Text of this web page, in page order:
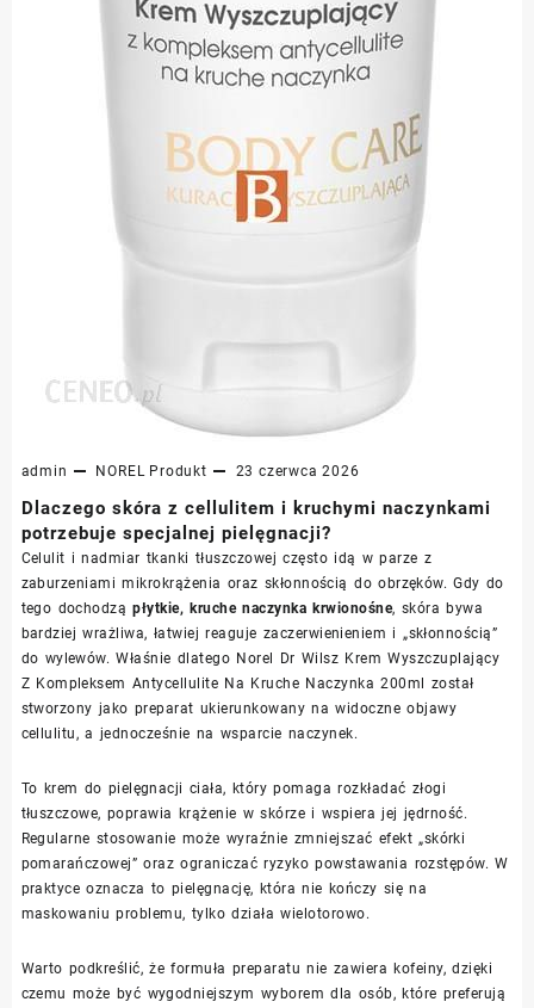
admin NOREL Produkt 23 czerwca 2026
Dlaczego skóra z cellulitem i kruchymi naczynkami
potrzebuje specjalnej pielęgnacji?
Celulit i nadmiar tkanki tłuszczowej często idą w parze z
zaburzeniami mikrokrążenia oraz skłonnością do obrzęków. Gdy do
tego dochodząpłytkie, kruche naczynka krwionośne, skóra bywa
bardziej wrażliwa, łatwiej reaguje zaczerwienieniem i „skłonnością”
do wylewów. Właśnie dlatego Norel Dr Wilsz Krem Wyszczuplający
Z Kompleksem Antycellulite Na Kruche Naczynka 200ml został
stworzony jako preparat ukierunkowany na widoczne objawy
cellulitu, a jednocześnie na wsparcie naczynek.
To krem do pielęgnacji ciała, który pomaga rozkładać złogi
tłuszczowe, poprawia krążenie w skórze i wspiera jej jędrność.
Regularne stosowanie może wyraźnie zmniejszać efekt „skórki
pomarańczowej” oraz ograniczać ryzyko powstawania rozstępów. W
praktyce oznacza to pielęgnację, która nie kończy się na
maskowaniu problemu, tylko działa wielotorowo.
Warto podkreślić, że formuła preparatu nie zawiera kofeiny, dzięki
czemu może być wygodniejszym wyborem dla osób, które preferują